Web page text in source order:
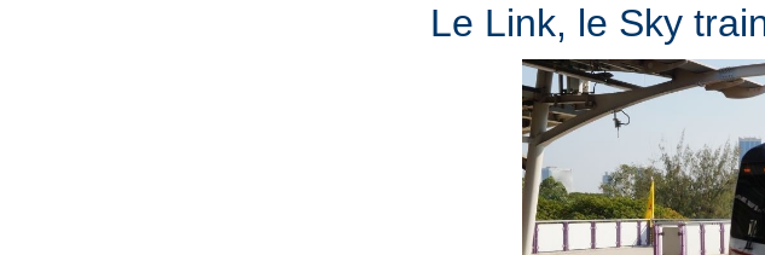
Le Link, le Sky